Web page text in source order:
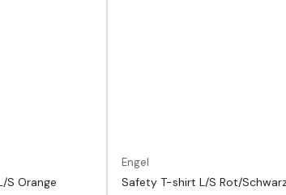
S Orange
Engel
Safety T-shirt L/S Rot/